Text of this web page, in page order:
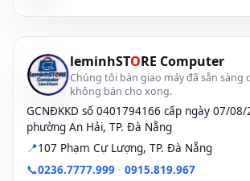
VPN để cấu hình Fake địa chỉ IP, điều này khiến
là lỗi.
Bây giờ chúng ta sẽ bắt đầu giải quyết từng vấn đề
nói ở trên là có rất nhiều nguyên nhân dẫn đến hiện
nhận sóng wifi hoặc không bắt được Wifi, chính vì
cách xác định, loại trừ các nguyên nhân gây ra lỗi
leminhSTORE Computer
Chúng tôi bàn giao máy đã sẵn sàng
không bán cho xong.
GCNĐKKD số 0401794166 cấp ngày 07/08/
phường An Hải, TP. Đà Nẵng
📍107 Phạm Cự Lượng, TP. Đà Nẵng
📞0236.7777.999 · 0915.819.967